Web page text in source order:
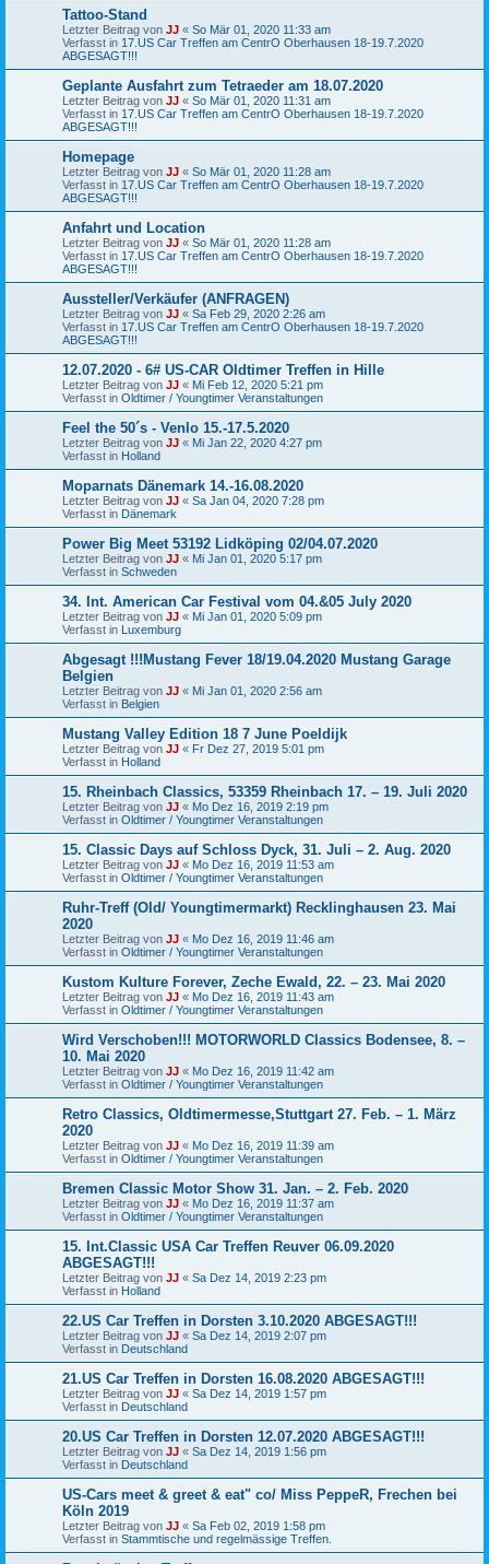
Tattoo-Stand
Letzter Beitrag von JJ « So Mär 01, 2020 11:33 am
Verfasst in 17.US Car Treffen am CentrO Oberhausen 18-19.7.2020
ABGESAGT!!!
Geplante Ausfahrt zum Tetraeder am 18.07.2020
Letzter Beitrag von JJ « So Mär 01, 2020 11:31 am
Verfasst in 17.US Car Treffen am CentrO Oberhausen 18-19.7.2020
ABGESAGT!!!
Homepage
Letzter Beitrag von JJ « So Mär 01, 2020 11:28 am
Verfasst in 17.US Car Treffen am CentrO Oberhausen 18-19.7.2020
ABGESAGT!!!
Anfahrt und Location
Letzter Beitrag von JJ « So Mär 01, 2020 11:28 am
Verfasst in 17.US Car Treffen am CentrO Oberhausen 18-19.7.2020
ABGESAGT!!!
Aussteller/Verkäufer (ANFRAGEN)
Letzter Beitrag von JJ « Sa Feb 29, 2020 2:26 am
Verfasst in 17.US Car Treffen am CentrO Oberhausen 18-19.7.2020
ABGESAGT!!!
12.07.2020 - 6# US-CAR Oldtimer Treffen in Hille
Letzter Beitrag von JJ « Mi Feb 12, 2020 5:21 pm
Verfasst in Oldtimer / Youngtimer Veranstaltungen
Feel the 50´s - Venlo 15.-17.5.2020
Letzter Beitrag von JJ « Mi Jan 22, 2020 4:27 pm
Verfasst in Holland
Moparnats Dänemark 14.-16.08.2020
Letzter Beitrag von JJ « Sa Jan 04, 2020 7:28 pm
Verfasst in Dänemark
Power Big Meet 53192 Lidköping 02/04.07.2020
Letzter Beitrag von JJ « Mi Jan 01, 2020 5:17 pm
Verfasst in Schweden
34. Int. American Car Festival vom 04.&05 July 2020
Letzter Beitrag von JJ « Mi Jan 01, 2020 5:09 pm
Verfasst in Luxemburg
Abgesagt !!!Mustang Fever 18/19.04.2020 Mustang Garage
Belgien
Letzter Beitrag von JJ « Mi Jan 01, 2020 2:56 am
Verfasst in Belgien
Mustang Valley Edition 18 7 June Poeldijk
Letzter Beitrag von JJ « Fr Dez 27, 2019 5:01 pm
Verfasst in Holland
15. Rheinbach Classics, 53359 Rheinbach 17. – 19. Juli 2020
Letzter Beitrag von JJ « Mo Dez 16, 2019 2:19 pm
Verfasst in Oldtimer / Youngtimer Veranstaltungen
15. Classic Days auf Schloss Dyck, 31. Juli – 2. Aug. 2020
Letzter Beitrag von JJ « Mo Dez 16, 2019 11:53 am
Verfasst in Oldtimer / Youngtimer Veranstaltungen
Ruhr-Treff (Old/ Youngtimermarkt) Recklinghausen 23. Mai
2020
Letzter Beitrag von JJ « Mo Dez 16, 2019 11:46 am
Verfasst in Oldtimer / Youngtimer Veranstaltungen
Kustom Kulture Forever, Zeche Ewald, 22. – 23. Mai 2020
Letzter Beitrag von JJ « Mo Dez 16, 2019 11:43 am
Verfasst in Oldtimer / Youngtimer Veranstaltungen
Wird Verschoben!!! MOTORWORLD Classics Bodensee, 8. –
10. Mai 2020
Letzter Beitrag von JJ « Mo Dez 16, 2019 11:42 am
Verfasst in Oldtimer / Youngtimer Veranstaltungen
Retro Classics, Oldtimermesse,Stuttgart 27. Feb. – 1. März
2020
Letzter Beitrag von JJ « Mo Dez 16, 2019 11:39 am
Verfasst in Oldtimer / Youngtimer Veranstaltungen
Bremen Classic Motor Show 31. Jan. – 2. Feb. 2020
Letzter Beitrag von JJ « Mo Dez 16, 2019 11:37 am
Verfasst in Oldtimer / Youngtimer Veranstaltungen
15. Int.Classic USA Car Treffen Reuver 06.09.2020
ABGESAGT!!!
Letzter Beitrag von JJ « Sa Dez 14, 2019 2:23 pm
Verfasst in Holland
22.US Car Treffen in Dorsten 3.10.2020 ABGESAGT!!!
Letzter Beitrag von JJ « Sa Dez 14, 2019 2:07 pm
Verfasst in Deutschland
21.US Car Treffen in Dorsten 16.08.2020 ABGESAGT!!!
Letzter Beitrag von JJ « Sa Dez 14, 2019 1:57 pm
Verfasst in Deutschland
20.US Car Treffen in Dorsten 12.07.2020 ABGESAGT!!!
Letzter Beitrag von JJ « Sa Dez 14, 2019 1:56 pm
Verfasst in Deutschland
US-Cars meet & greet & eat" co/ Miss PeppeR, Frechen bei
Köln 2019
Letzter Beitrag von JJ « Sa Feb 02, 2019 1:58 pm
Verfasst in Stammtische und regelmässige Treffen.